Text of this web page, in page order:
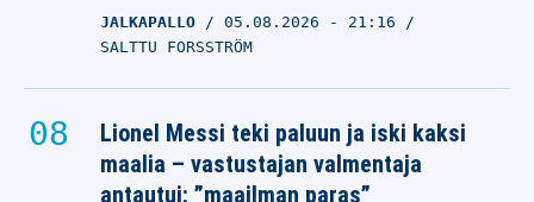
JALKAPALLO 05.08.2026 - 21:16
SALTTU FORSSTRÖM
Lionel Messi teki paluun ja iski kaksi
maalia – vastustajan valmentaja
antautui: ”maailman paras”